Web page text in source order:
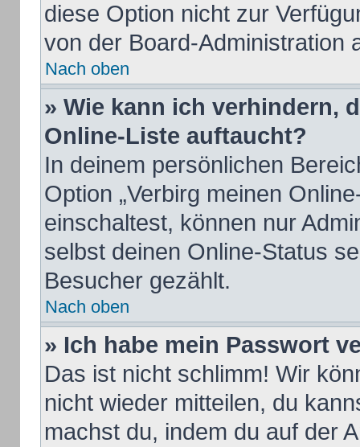
diese Option nicht zur
von der Board-Administration
Nach oben
» Wie kann ich verhindern,
Online-Liste auftaucht?
In deinem persönlichen
Option „Verbirg meinen
einschaltest, können nur
selbst deinen Online-Status
Besucher gezählt.
Nach oben
» Ich habe mein Passwort
Das ist nicht schlimm! Wir
nicht wieder mitteilen, du
machst du, indem du auf der